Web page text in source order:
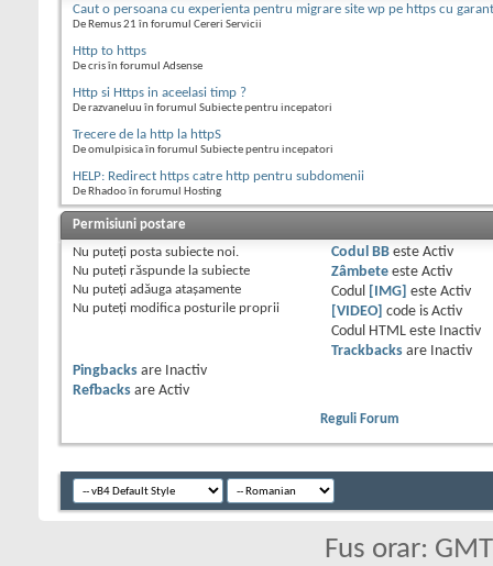
Caut o persoana cu experienta pentru migrare site wp pe https cu
De Remus 21 în forumul Cereri Servicii
Http to https
De cris în forumul Adsense
Http si Https in aceelasi timp ?
De razvaneluu în forumul Subiecte pentru incepatori
Trecere de la http la httpS
De omulpisica în forumul Subiecte pentru incepatori
HELP: Redirect https catre http pentru subdomenii
De Rhadoo în forumul Hosting
Permisiuni postare
Nu puteţi posta subiecte noi.
Nu puteţi răspunde la subiecte
Nu puteţi adăuga ataşamente
Nu puteţi modifica posturile proprii
Codul BBeste Activ
Zâmbeteeste Activ
Codul
[IMG] este Activ
[VIDEO] code is Activ
Codul HTML este
Inactiv
Trackbacksare
Inactiv
Pingbacks are
Inactiv
Refbacks are Activ
Reguli Forum
Fus orar: